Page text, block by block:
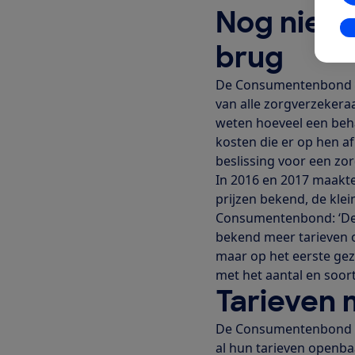
Nog niet
brug
De
van alle
weten hoeveel een
kosten die er op hen
beslissing voor een
In 2016 en 2017
prijzen bekend, de
Consumentenbond:
bekend meer tarieven
maar op het eerste
met het aantal en
Tarieven
De
al hun tarieven